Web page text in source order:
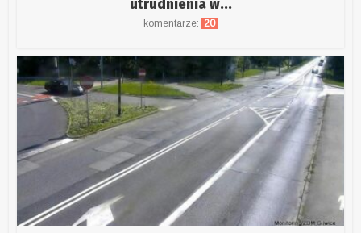
utrudnienia w...
komentarze: 20